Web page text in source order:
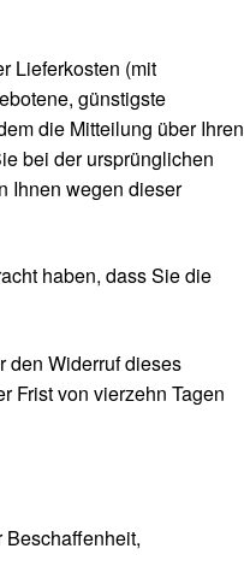
Lieferkosten (mit
günstigste
die Mitteilung über Ihren
bei der ursprünglichen
Ihnen wegen dieser
haben, dass Sie die
den Widerruf dieses
Frist von vierzehn Tagen
Beschaffenheit,